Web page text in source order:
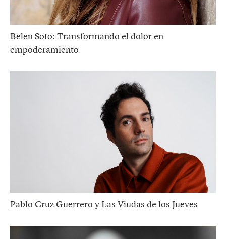
Belén Soto: Transformando el dolor en
empoderamiento
Pablo Cruz Guerrero y Las Viudas de los Jueves